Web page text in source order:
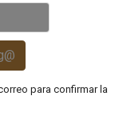
para confirmar la